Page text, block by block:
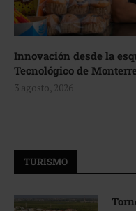
Innovación desde la
Tecnológico de
3 agosto, 2026
TURISMO